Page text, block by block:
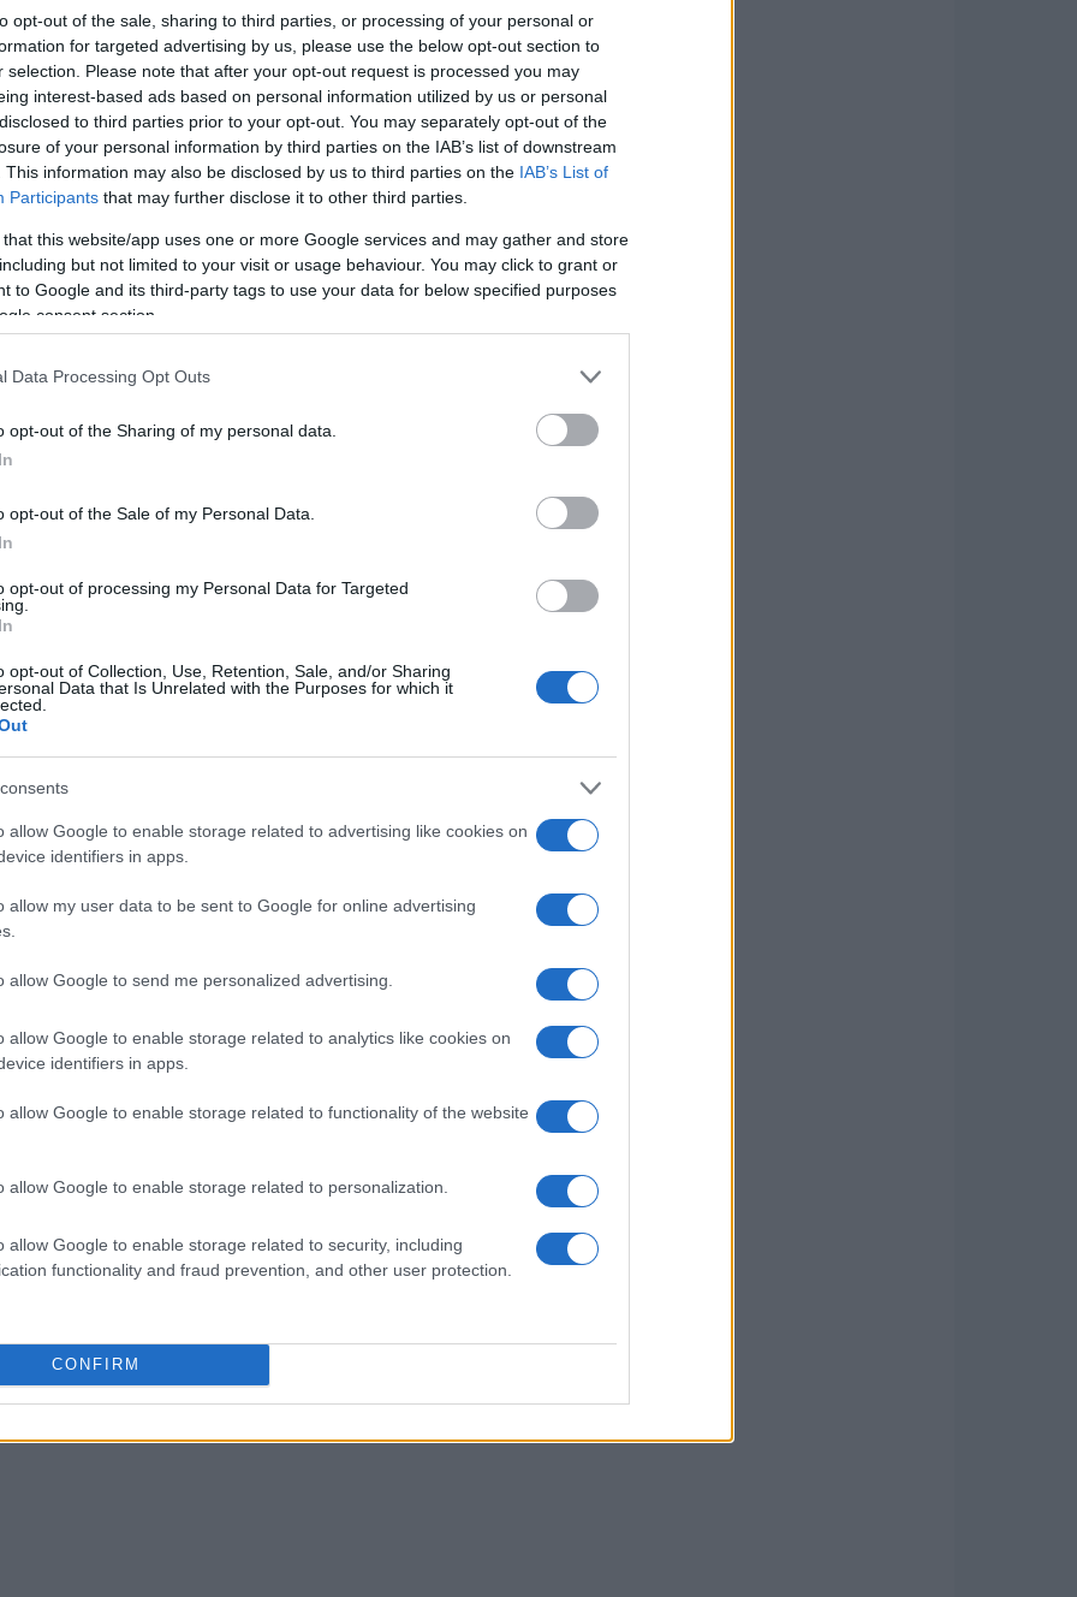
opt-out of the sale, sharing to third parties, or processing of your personal or
for targeted advertising by us, please use the below opt-out section to
selection. Please note that after your opt-out request is processed you may
interest-based ads based on personal information utilized by us or personal
to third parties prior to your opt-out. You may separately opt-out of the
of your personal information by third parties on the IAB’s list of downstream
This information may also be disclosed by us to third parties on the IAB’s List of
Participants that may further disclose it to other third parties.
that this website/app uses one or more Google services and may gather and store
but not limited to your visit or usage behaviour. You may click to grant or
to Google and its third-party tags to use your data for below specified purposes
consent section.
Data Processing Opt Outs
opt-out of the Sharing of my personal data.
opt-out of the Sale of my Personal Data.
opt-out of processing my Personal Data for Targeted
opt-out of Collection, Use, Retention, Sale, and/or Sharing
Data that Is Unrelated with the Purposes for which it
allow Google to enable storage related to advertising like cookies on
identifiers in apps.
allow my user data to be sent to Google for online advertising
allow Google to send me personalized advertising.
allow Google to enable storage related to analytics like cookies on
identifiers in apps.
allow Google to enable storage related to functionality of the website
allow Google to enable storage related to personalization.
allow Google to enable storage related to security, including
functionality and fraud prevention, and other user protection.
CONFIRM
epolitiche sulle conseguenze dei
attuali potrebbero essere
si stanno già materializzando. Entro un
20 paesi abbiano adottato leggi specifiche
radicalmente il panorama del settore.
società
sono significative. Le aziende di videogiochi
le normative e mantenere la fiducia dei
affrontare
e leinnovazioni disruptivepotrebbero
del settore.
investire in
sviluppare collaborazioni con enti
pubblico su censura e libertà di
di tecnologie emergenti, come l’IA per
rivelarsi un vantaggio competitivo.